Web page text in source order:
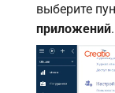
выберите
приложений.